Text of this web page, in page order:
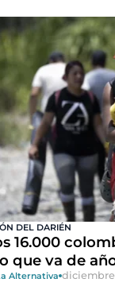
DEL DARIÉN
16.000
que va de
Alternativa diciembre